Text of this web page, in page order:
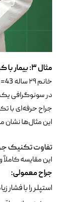
مثال۳: بیمار
خانم ۲۹ ساله BMI=43
در سونوگرافی
جراح حرفه‌ای با
این مثال‌ها
تفاوت تکنیک
این مقایسه
جراح معمولی:
استپلر را با فشار